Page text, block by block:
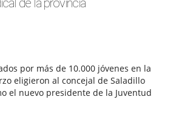
de la provincia
por más de 10.000 jóvenes en la
eligieron al concejal de Saladillo
el nuevo presidente de la Juventud